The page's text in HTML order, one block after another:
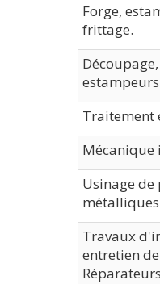
Forge,
frittage.
Traitement
Mécanique
Usinage
Travaux
entretien